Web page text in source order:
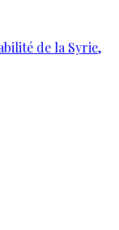
de la Syrie,